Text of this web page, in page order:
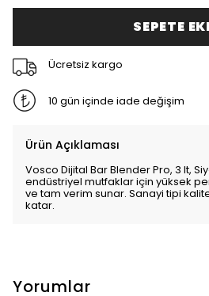
SEPETE
Ücretsiz kargo
10 gün içinde iade değişim
Ürün Açıklaması
Vosco Dijital Bar Blender Pro, 3 lt,
endüstriyel mutfaklar için yüksek
ve tam verim sunar. Sanayi tipi
katar.
Yorumlar